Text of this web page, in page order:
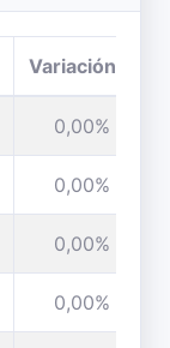
Variación
0,00%
0,00%
0,00%
0,00%